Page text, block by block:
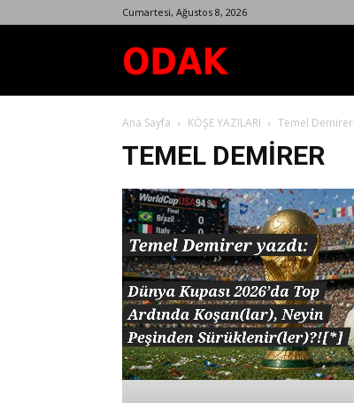
Cumartesi, Ağustos 8, 2026
Dergisi
Ana Sayfa KÖŞE YAZILARI Temel Demirer
TEMEL DEMIRER